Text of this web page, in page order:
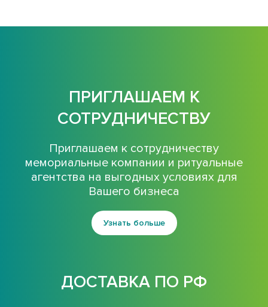
ПРИГЛАШАЕМ К
СОТРУДНИЧЕСТВУ
Приглашаем к сотрудничеству
мемориальные компании и ритуальные
агентства на выгодных условиях для
Вашего бизнеса
Узнать больше
ДОСТАВКА ПО РФ